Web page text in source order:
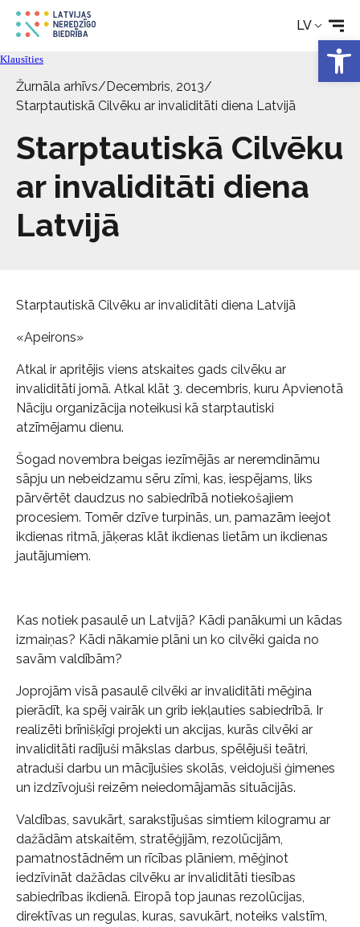
LV
Aktualitātes
Pakalpojumi
Par biedrību
Kontakti
Klausīties
Žurnāla arhīvs/Decembris, 2013/
Starptautiskā Cilvēku ar invaliditāti diena Latvijā
Starptautiskā Cilvēku
ar invaliditāti diena
Latvijā
Starptautiskā Cilvēku ar invaliditāti diena Latvijā
«Apeirons»
Atkal ir apritējis viens atskaites gads cilvēku ar
invaliditāti jomā. Atkal klāt 3. decembris, kuru Apvienotā
Nāciju organizācija noteikusi kā starptautiski
atzīmējamu dienu.
Šogad novembra beigas iezīmējās ar neremdināmu
sāpju un nebeidzamu sēru zīmi, kas, iespējams, liks
pārvērtēt daudzus no sabiedrībā notiekošajiem
procesiem. Tomēr dzīve turpinās, un, pamazām ieejot
ikdienas ritmā, jāķeras klāt ikdienas lietām un ikdienas
jautājumiem.
Kas notiek pasaulē un Latvijā? Kādi panākumi un kādas
izmaiņas? Kādi nākamie plāni un ko cilvēki gaida no
savām valdībām?
Joprojām visā pasaulē cilvēki ar invaliditāti mēģina
pierādīt, ka spēj vairāk un grib iekļauties sabiedrībā. Ir
realizēti brīnišķīgi projekti un akcijas, kurās cilvēki ar
invaliditāti radījuši mākslas darbus, spēlējuši teātri,
atraduši darbu un mācījušies skolās, veidojuši ģimenes
un izdzīvojuši reizēm neiedomājamās situācijās.
Valdības, savukārt, sarakstījušas simtiem kilogramu ar
dažādām atskaitēm, stratēģijām, rezolūcijām,
pamatnostādnēm un rīcības plāniem, mēģinot
iedzīvināt dažādas cilvēku ar invaliditāti tiesības
sabiedrības ikdienā. Eiropā top jaunas rezolūcijas,
direktīvas un regulas, kuras, savukārt, noteiks valstīm,